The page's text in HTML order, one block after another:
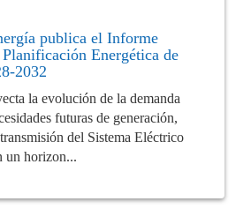
publica el Informe
Energética de
2032
la evolución de la demanda
futuras de generación,
del Sistema Eléctrico
un horizon...